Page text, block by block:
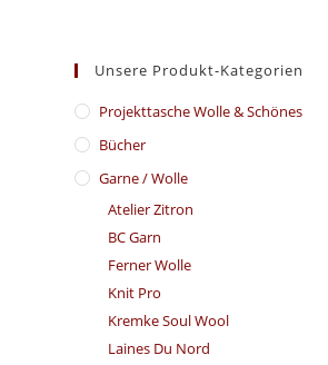
Unsere Produkt-Kategorien
​Projekttasche Wolle & Schönes
Bücher
Garne / Wolle
Atelier Zitron
BC Garn
Ferner Wolle
Knit Pro
Kremke Soul Wool
Laines Du Nord